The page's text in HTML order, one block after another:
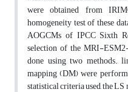
were obtained from
homogeneity test of these
AOGCMs of IPCC Sixth
selection of the MRI-
done using two methods.
mapping (DM) were
statistical criteria used, the